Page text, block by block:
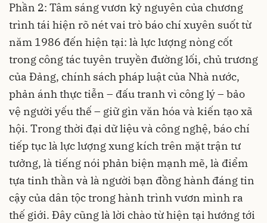
Phần 2: Tâm sáng vươn kỷ nguyên của chương
trình tái hiện rõ nét vai trò báo chí xuyên suốt từ
năm 1986 đến hiện tại: là lực lượng nòng cốt
trong công tác tuyên truyền đường lối, chủ trương
của Đảng, chính sách pháp luật của Nhà nước,
phản ánh thực tiễn – đấu tranh vì công lý – bảo
vệ người yếu thế – giữ gìn văn hóa và kiến tạo xã
hội. Trong thời đại dữ liệu và công nghệ, báo chí
tiếp tục là lực lượng xung kích trên mặt trận tư
tưởng, là tiếng nói phản biện mạnh mẽ, là điểm
tựa tinh thần và là người bạn đồng hành đáng tin
cậy của dân tộc trong hành trình vươn mình ra
thế giới. Đây cũng là lời chào từ hiện tại hướng tới